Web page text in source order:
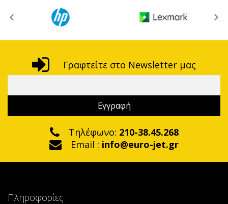
Γραφτείτε στο Newsletter μας
Τηλέφωνο: 210-38.45.268
Email : info@euro-jet.gr
Πληροφορίες